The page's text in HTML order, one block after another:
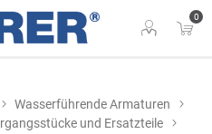
0
Wasserführende Armaturen
und Ersatzteile